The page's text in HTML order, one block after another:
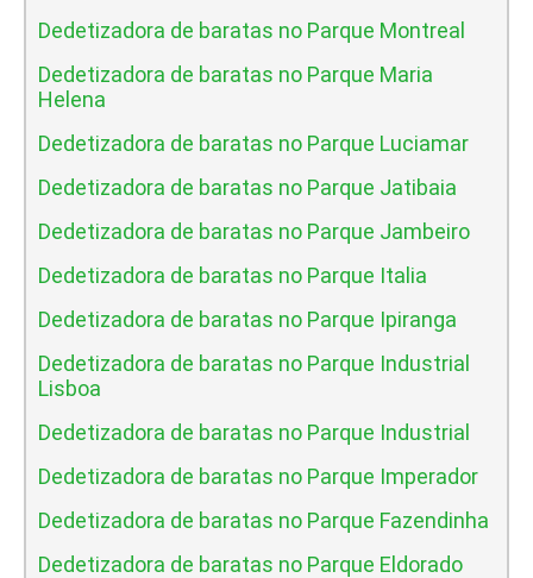
Dedetizadora de baratas no Parque Montreal
Dedetizadora de baratas no Parque Maria
Helena
Dedetizadora de baratas no Parque Luciamar
Dedetizadora de baratas no Parque Jatibaia
Dedetizadora de baratas no Parque Jambeiro
Dedetizadora de baratas no Parque Italia
Dedetizadora de baratas no Parque Ipiranga
Dedetizadora de baratas no Parque Industrial
Lisboa
Dedetizadora de baratas no Parque Industrial
Dedetizadora de baratas no Parque Imperador
Dedetizadora de baratas no Parque Fazendinha
Dedetizadora de baratas no Parque Eldorado